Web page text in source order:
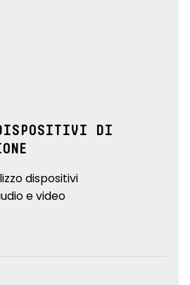
DI
dispositivi
e video